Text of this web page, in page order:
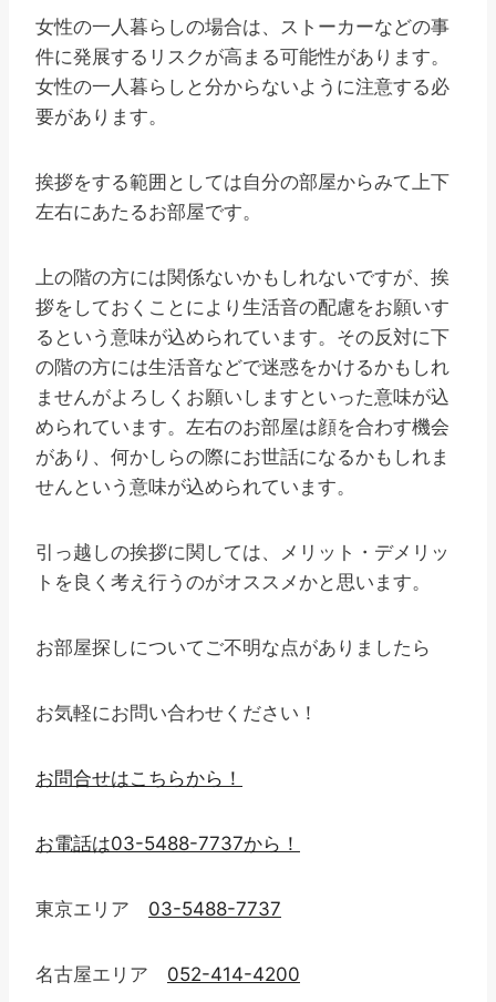
女性の一人暮らしの場合は、ストーカーなどの事
件に発展するリスクが高まる可能性があります。
女性の一人暮らしと分からないように注意する必
要があります。
挨拶をする範囲としては自分の部屋からみて上下
左右にあたるお部屋です。
上の階の方には関係ないかもしれないですが、挨
拶をしておくことにより生活音の配慮をお願いす
るという意味が込められています。その反対に下
の階の方には生活音などで迷惑をかけるかもしれ
ませんがよろしくお願いしますといった意味が込
められています。左右のお部屋は顔を合わす機会
があり、何かしらの際にお世話になるかもしれま
せんという意味が込められています。
引っ越しの挨拶に関しては、メリット・デメリッ
トを良く考え行うのがオススメかと思います。
お部屋探しについてご不明な点がありましたら
お気軽にお問い合わせください！
お問合せはこちらから！
お電話は03-5488-7737から！
東京エリア 03-5488-7737
名古屋エリア 052-414-4200